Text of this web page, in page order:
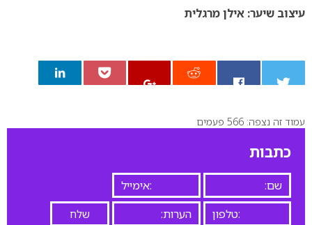
עיצוב שיער: אילן מרגלית
0
עמוד זה נצפה: 566 פעמים
כתבות